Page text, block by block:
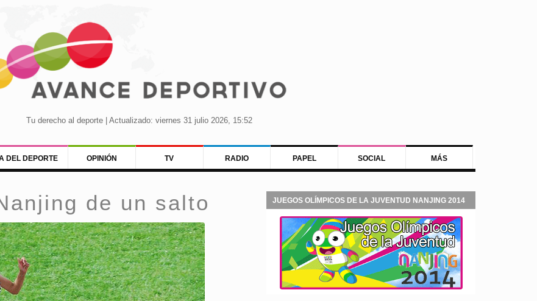
Tu derecho al deporte | Actualizado: viernes 31 julio 2026, 15:52
DEL DEPORTE OPINIÓN TV RADIO PAPEL SOCIAL MÁS
de un salto JUEGOS OLÍMPICOS DE LA JUVENTUD NANJING 2014